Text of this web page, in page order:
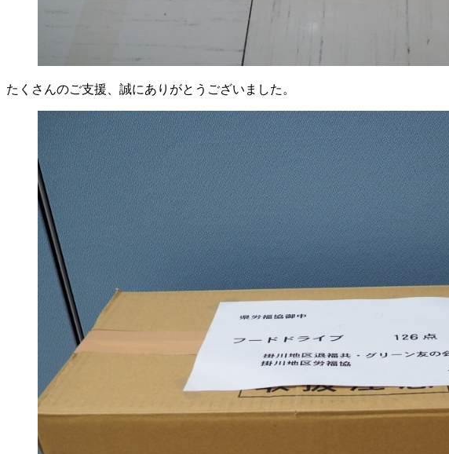
たくさんのご支援、誠にありがとうございました。